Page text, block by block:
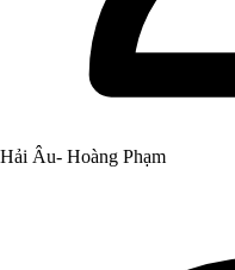
Hải Âu- Hoàng Phạm